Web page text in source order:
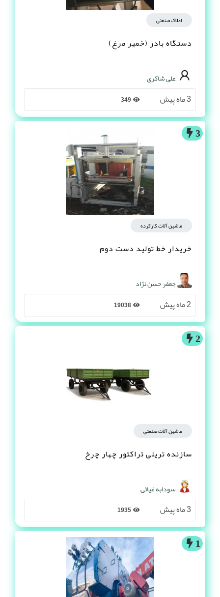
املاک صنعتی
دستگاه بادر (خمیر مرغ)
علی شاکری
3 ماه پیش
3
ماشین آلات کارکرده
خریدار خط تولید دست دوم
جعفر حسن نژاد
2 ماه پیش
2
ماشین آلات صنعتی
سازنده تریلی تراکتور چهار چرخ
سودابه غیاثی
3 ماه پیش
1